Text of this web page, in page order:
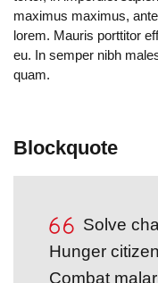
maximus maximus,
lorem. Mauris porttitor
eu. In semper nibh
quam.
Blockquote
Solve
Hunger
Combat